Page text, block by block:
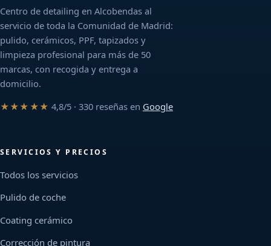
Centro de detailing en Alcobendas al
servicio de toda la Comunidad de Madrid:
pulido, cerámicos, PPF, tapizados y
limpieza profesional para más de 50
marcas, con recogida y entrega a
domicilio.
★★★★★ 4,8/5 · 330 reseñas en Google
SERVICIOS Y PRECIOS
Todos los servicios
Pulido de coche
Coating cerámico
Corrección de pintura